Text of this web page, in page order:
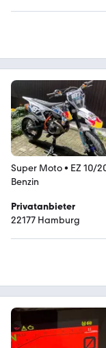
Super Moto• EZ 10/
Benzin
Privatanbieter
22177 Hamburg